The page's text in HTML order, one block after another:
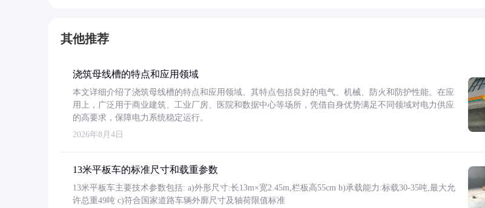
其他推荐
浇筑母线槽的特点和应用领域
本文详细介绍了浇筑母线槽的特点和应用领域。其特点包括良好的电气、机械、防火和防护性能。在应
用上，广泛用于商业建筑、工业厂房、医院和数据中心等场所，凭借自身优势满足不同领域对电力供应
的高要求，保障电力系统稳定运行。
2026年8月4日
13米平板车的标准尺寸和载重参数
13米平板车主要技术参数包括: a)外形尺寸:长13m×宽2.45m,栏板高55cm b)承载能力:标载30-35吨,最大允
许总重49吨 c)符合国家道路车辆外廓尺寸及轴荷限值标准